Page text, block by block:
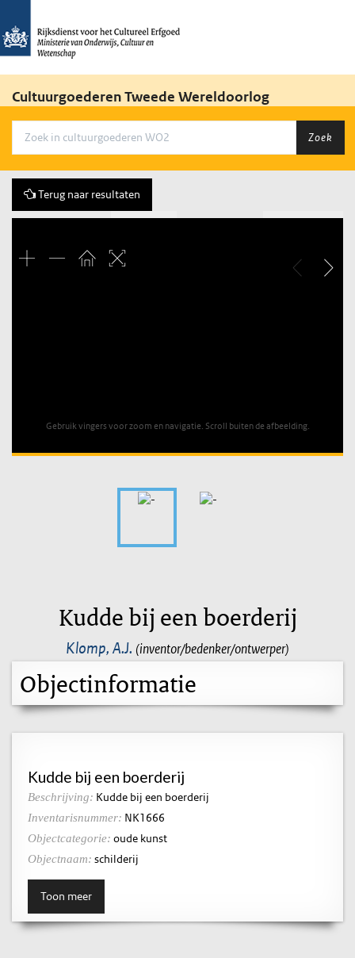
Cultuurgoederen Tweede Wereldoorlog
Zoek
Terug naar resultaten
Gebruik vingers voor zoom en navigatie. Scroll buiten de afbeelding.
Kudde bij een boerderij
Klomp, A.J. (inventor/bedenker/ontwerper)
Objectinformatie
Kudde bij een boerderij
Beschrijving: Kudde bij een boerderij
Inventarisnummer: NK1666
Objectcategorie: oude kunst
Objectnaam: schilderij
Toon meer